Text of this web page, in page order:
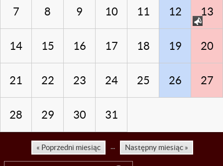
7 8 9 10 11 12 13

14 15 16 17 18 19 20
21 22 23 24 25 26 27
28 29 30 31
« Poprzedni miesiąc ... Następny miesiąc »